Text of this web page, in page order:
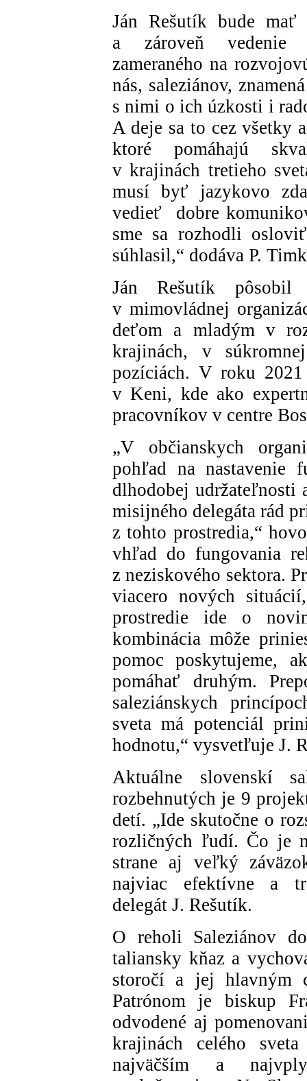
Ján Rešutík bude
a zároveň vedenie
zameraného na
nás, saleziánov,
s nimi o ich úzkosti i
A deje sa to cez všetky
ktoré pomáhajú
v krajinách tretieho
musí byť jazykovo
vedieť dobre
sme sa rozhodli
súhlasil,“ dodáva P.
Ján Rešutík
v mimovládnej
deťom a mladým v
krajinách, v
pozíciách. V roku
v Keni, kde ako
pracovníkov v centre
„V občianskych
pohľad na nastavenie
dlhodobej udržateľnosti
misijného delegáta rád
z tohto prostredia,“
vhľad do fungovania
z neziskového sektora.
viacero nových
prostredie ide o
kombinácia môže
pomoc poskytujeme,
pomáhať druhým.
saleziánskych
sveta má potenciál
hodnotu,“ vysvetľuje J.
Aktuálne slovenskí
rozbehnutých je 9
detí. „Ide skutočne o
rozličných ľudí. Čo je
strane aj veľký
najviac efektívne a
delegát J. Rešutík.
O reholi Saleziánov
taliansky kňaz a
storočí a jej hlavným
Patrónom je biskup
odvodené aj
krajinách celého
najväčším a